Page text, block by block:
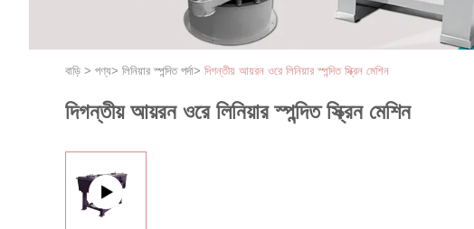
বাড়ি > পণ্য> লিনিয়ার স্পন্দিত পর্দা> দিগন্তীয় আয়রন ওরে লিনিয়ার স্পন্দিত স্ক্রিন মেশিন
দিগন্তীয় আয়রন ওরে লিনিয়ার স্পন্দিত স্ক্রিন মেশিন